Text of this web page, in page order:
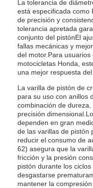
La tolerancia de
está especificada como
de precisión y
tolerancia apretada
conjunto del pistónEl
fallas mecánicas y
del motor.Para
motocicletas Honda,
una mejor respuesta
La varilla de pistón de
para su uso con anillos
combinación de
precisión
dependen en gran
de las varillas de pistón
reducir el consumo de
62) asegura que la
fricción y la presión
pistón durante los
desgastarse
mantener la